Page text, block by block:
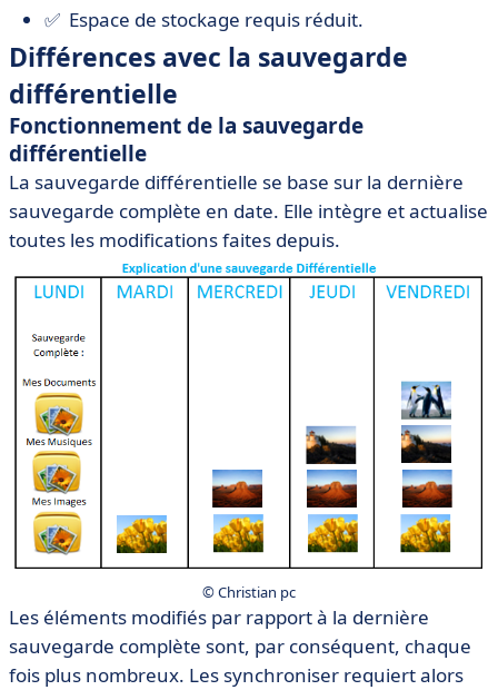
✅ Espace de stockage requis réduit.
Différences avec la sauvegarde
différentielle
Fonctionnement de la sauvegarde
différentielle
La sauvegarde différentielle se base sur la dernière
sauvegarde complète en date. Elle intègre et actualise
toutes les modifications faites depuis.
© Christian pc
Les éléments modifiés par rapport à la dernière
sauvegarde complète sont, par conséquent, chaque
fois plus nombreux. Les synchroniser requiert alors